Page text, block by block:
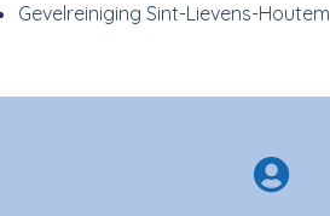
Gevelreiniging Sint-Lievens-Houtem